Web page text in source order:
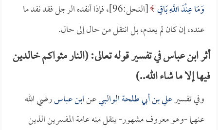
وَمَا عِنْدَ اللَّهِ بَاقٍ
[النحل:96]، فإذا أنفده الرجل فقد نفد ما
عنده، إن كان لم يعدم، بل انتقل من حال إلى حال.
أثر ابن عباس في تفسير قوله تعالى: (النار مثواكم خالدين
فيها إلا ما شاء الله..)
وفي تفسيرعلي بن أبي طلحة الوالبيعنابن عباسرضي الله
عنهما -وهو معروف مشهور- ينقل منه عامة المفسرين الذين